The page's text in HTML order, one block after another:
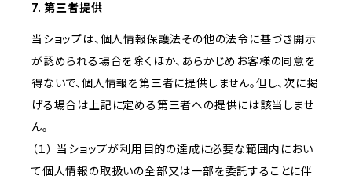
7. 第三者提供
当ショップは、個人情報保護法その他の法令に基づき開示
が認められる場合を除くほか、あらかじめお客様の同意を
得ないで、個人情報を第三者に提供しません。但し、次に掲
げる場合は上記に定める第三者への提供には該当しませ
ん。
（１） 当ショップが利用目的の達成に必要な範囲内におい
て個人情報の取扱いの全部又は一部を委託することに伴